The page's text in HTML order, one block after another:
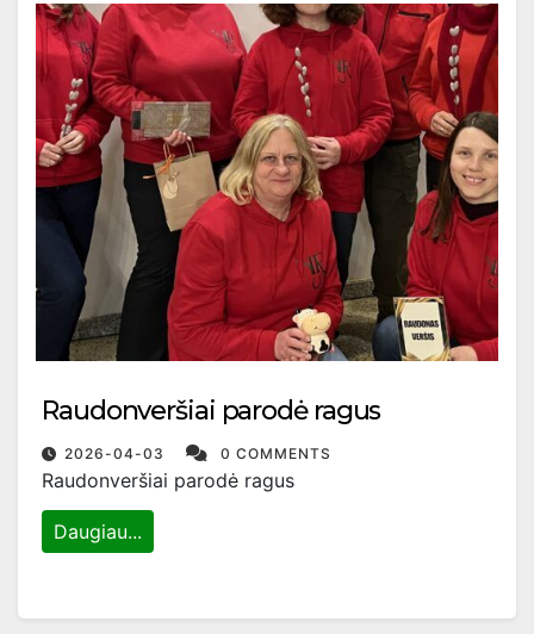
Raudonveršiai parodė ragus
2026-04-03 0 COMMENTS
Raudonveršiai parodė ragus
Daugiau...